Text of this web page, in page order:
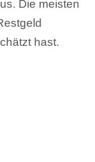
Die meisten
hast.